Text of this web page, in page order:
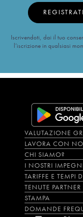
REGISTRATI
Iscrivendoti, dai il tuo
l’iscrizione in qualsiasi
VALUTAZIONE
LAVORA CON
CHI SIAMO?
I NOSTRI
TARIFFE E TEMPI
TENUTE PARTNER
STAMPA
DOMANDE